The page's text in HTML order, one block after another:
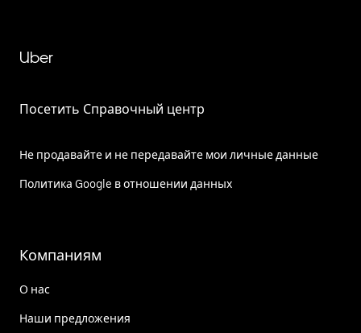
Uber
Посетить Справочный центр
Не продавайте и не передавайте мои личные данные
Политика Google в отношении данных
Компаниям
О нас
Наши предложения